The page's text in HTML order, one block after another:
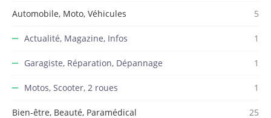
Automobile, Moto, Véhicules 5
Actualité, Magazine, Infos 1
Garagiste, Réparation, Dépannage 1
Motos, Scooter, 2 roues 1
Bien-être, Beauté, Paramédical 25